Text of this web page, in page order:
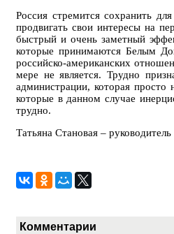
Россия стремится сохранить
продвигать свои интересы на
быстрый и очень заметный
которые принимаются Белым
российско-американских
мере не является. Трудно
администрации, которая
которые в данном случае
трудно.
Татьяна Становая –
Комментарии